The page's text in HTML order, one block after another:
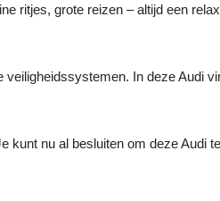
ritjes, grote reizen – altijd een
In deze Audi
nu al besluiten om deze